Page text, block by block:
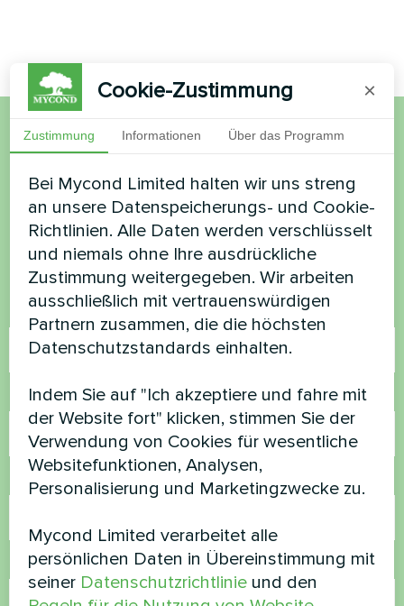
Möchten Sie kaufen oder
haben Sie Fragen?
Kontaktieren Sie uns und wir werden Ihnen
helfen
Rufnummer
E-Mail
Kommentar
Cookie-Zustimmung ×
Zustimmung Informationen Über das Programm
Bei Mycond Limited halten wir uns streng
an unsere Datenspeicherungs- und Cookie-
Richtlinien. Alle Daten werden verschlüsselt
und niemals ohne Ihre ausdrückliche
Zustimmung weitergegeben. Wir arbeiten
ausschließlich mit vertrauenswürdigen
Partnern zusammen, die die höchsten
Datenschutzstandards einhalten.
Indem Sie auf "Ich akzeptiere und fahre mit
der Website fort" klicken, stimmen Sie der
Verwendung von Cookies für wesentliche
Websitefunktionen, Analysen,
Personalisierung und Marketingzwecke zu.
Mycond Limited verarbeitet alle
persönlichen Daten in Übereinstimmung mit
seiner Datenschutzrichtlinie und den